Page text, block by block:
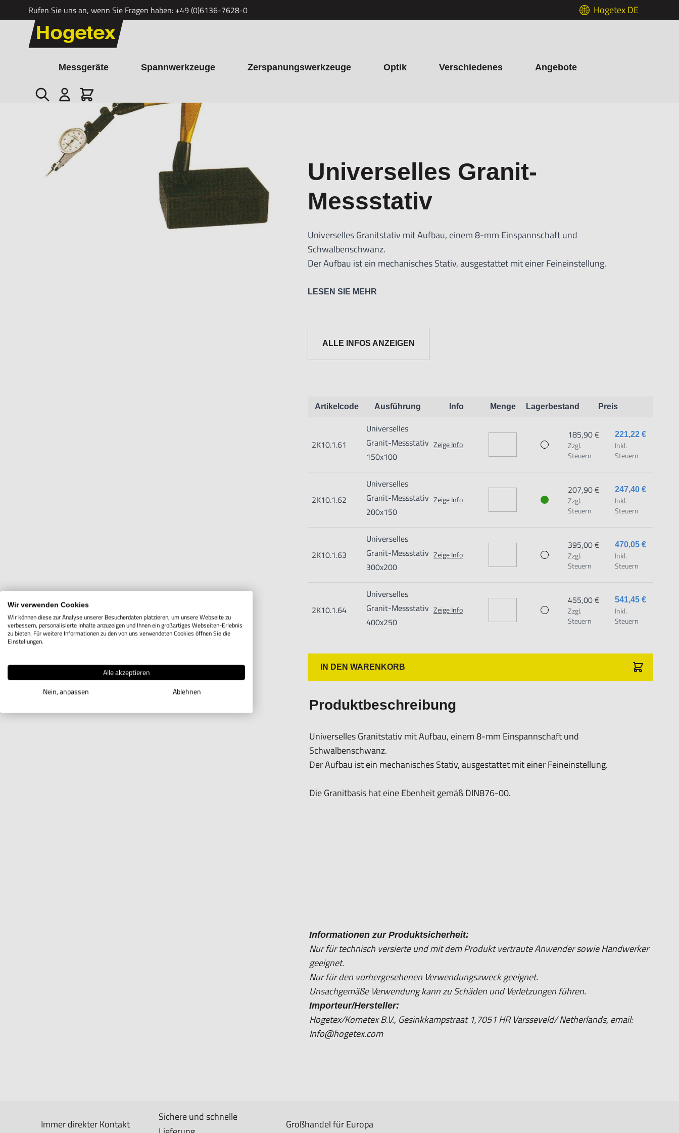
Rufen Sie uns an, wenn Sie Fragen haben: +49 (0)6136-7628-0 Hogetex DE
Zum Inhalt springen
Messgeräte Spannwerkzeuge Zerspanungswerkzeuge Optik Verschiedenes Angebote
Suche Cart
Universelles Granit-Messstativ
Universelles Granit-
Messstativ
Universelles Granitstativ mit Aufbau, einem 8-mm Einspannschaft und
Schwalbenschwanz.
Der Aufbau ist ein mechanisches Stativ, ausgestattet mit einer Feineinstellung.
Die Granitbasis hat eine Ebenheit gemäß DIN876-00.
Informationen zur Produktsicherheit:
Nur für technisch versierte und mit dem Produkt vertraute Anwender sowie Handwerker
Unsachgemäße Verwendung kann zu Schäden und Verletzungen führen.
Importeur/Hersteller:
Hogetex/Kometex B.V., Gesinkkampstraat 1,7051 HR Varsseveld/ Netherlands, email:
Info@hogetex.com
LESEN SIE MEHR
ALLE INFOS ANZEIGEN
Artikelcode Ausführung Info Menge Lagerbestand Preis
2K10.1.61
Universelles
Granit-Messstativ
150x100
Zeige Info
221,22 €
Inkl.
Steuern
185,90 €
Zzgl.
Steuern
2K10.1.62
Universelles
Granit-Messstativ
200x150
Zeige Info
247,40 €
Inkl.
Steuern
207,90 €
Zzgl.
Steuern
2K10.1.63
Universelles
Granit-Messstativ
300x200
Zeige Info
470,05 €
Inkl.
Steuern
395,00 €
Zzgl.
Steuern
2K10.1.64
Universelles
Granit-Messstativ
400x250
Zeige Info
541,45 €
Inkl.
Steuern
455,00 €
Zzgl.
Steuern
IN DEN WARENKORB
Produktbeschreibung
Universelles Granitstativ mit Aufbau, einem 8-mm Einspannschaft und
Schwalbenschwanz.
Der Aufbau ist ein mechanisches Stativ, ausgestattet mit einer Feineinstellung.
Die Granitbasis hat eine Ebenheit gemäß DIN876-00.
Informationen zur Produktsicherheit:
Nur für technisch versierte und mit dem Produkt vertraute Anwender sowie Handwerker
geeignet.
Nur für den vorhergesehenen Verwendungszweck geeignet.
Unsachgemäße Verwendung kann zu Schäden und Verletzungen führen.
Importeur/Hersteller:
Hogetex/Kometex B.V., Gesinkkampstraat 1,7051 HR Varsseveld/ Netherlands, email:
Info@hogetex.com
Immer direkter Kontakt
Sichere und schnelle
Großhandel für Europa
Wir verwenden Cookies
Wir können diese zur Analyse unserer Besucherdaten platzieren, um unsere Webseite zu
verbessern, personalisierte Inhalte anzuzeigen und Ihnen ein großartiges Webseiten-Erlebnis
zu bieten. Für weitere Informationen zu den von uns verwendeten Cookies öffnen Sie die
Einstellungen.
Alle akzeptieren
Nein, anpassen
Ablehnen